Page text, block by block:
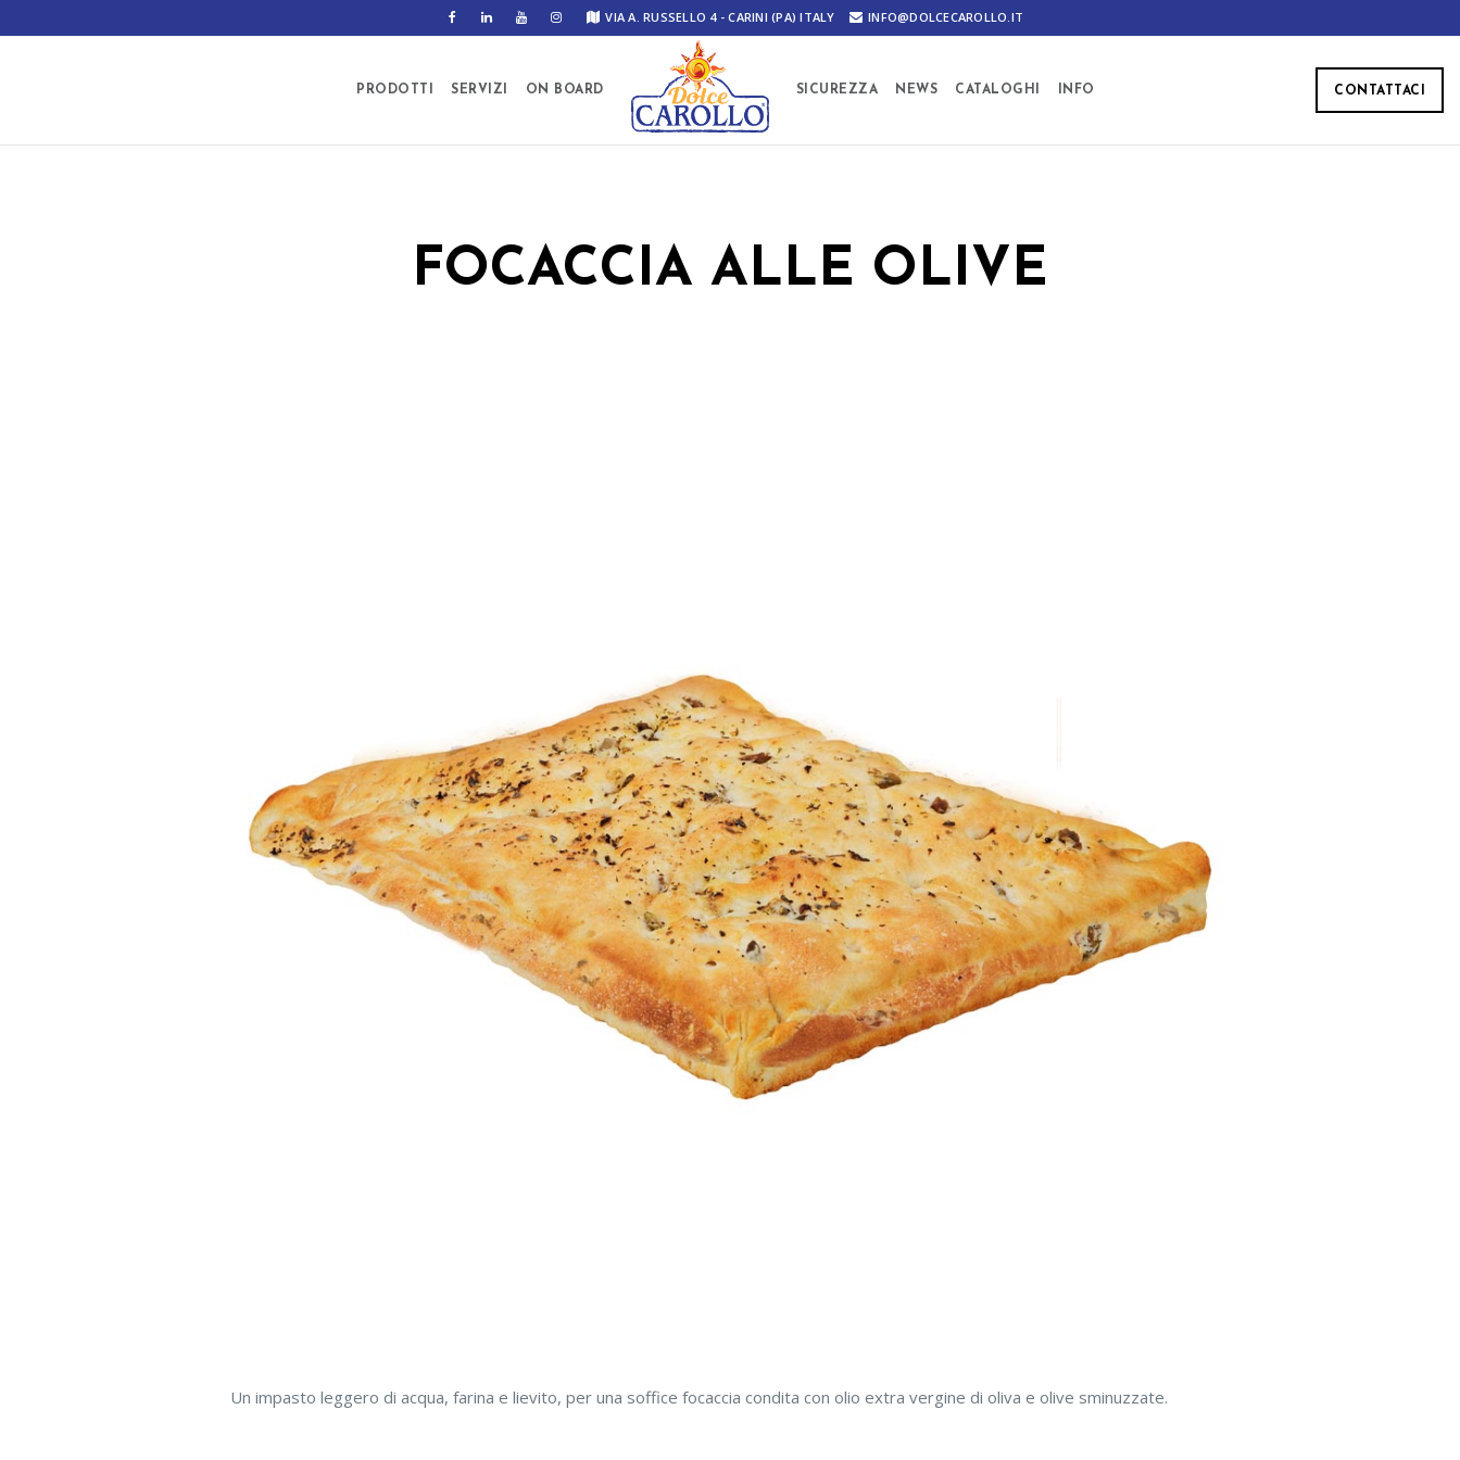
VIA A. RUSSELLO 4 - CARINI (PA) ITALY INFO@DOLCECAROLLO.IT
CONTATTACI
PRODOTTI SERVIZI ON BOARD SICUREZZA NEWS CATALOGHI INFO
FOCACCIA ALLE OLIVE
Un impasto leggero di acqua, farina e lievito, per una soffice focaccia condita con olio extra vergine di oliva e olive sminuzzate.